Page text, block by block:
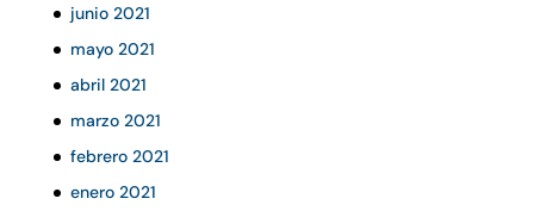
junio 2021
mayo 2021
abril 2021
marzo 2021
febrero 2021
enero 2021